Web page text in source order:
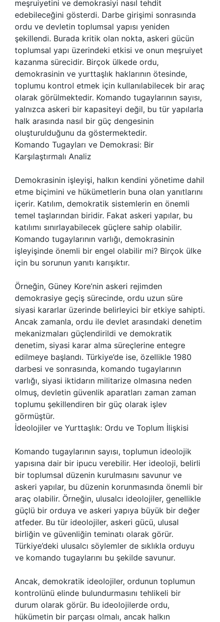
meşruiyetini ve demokrasiyi nasıl tehdit
edebileceğini gösterdi. Darbe girişimi sonrasında
ordu ve devletin toplumsal yapısı yeniden
şekillendi. Burada kritik olan nokta, askeri gücün
toplumsal yapı üzerindeki etkisi ve onun meşruiyet
kazanma sürecidir. Birçok ülkede ordu,
demokrasinin ve yurttaşlık haklarının ötesinde,
toplumu kontrol etmek için kullanılabilecek bir araç
olarak görülmektedir. Komando tugaylarının sayısı,
yalnızca askeri bir kapasiteyi değil, bu tür yapılarla
halk arasında nasıl bir güç dengesinin
oluşturulduğunu da göstermektedir.
Komando Tugayları ve Demokrasi: Bir
Karşılaştırmalı Analiz
Demokrasinin işleyişi, halkın kendini yönetime dahil
etme biçimini ve hükümetlerin buna olan yanıtlarını
içerir. Katılım, demokratik sistemlerin en önemli
temel taşlarından biridir. Fakat askeri yapılar, bu
katılımı sınırlayabilecek güçlere sahip olabilir.
Komando tugaylarının varlığı, demokrasinin
işleyişinde önemli bir engel olabilir mi? Birçok ülke
için bu sorunun yanıtı karışıktır.
Örneğin, Güney Kore’nin askeri rejimden
demokrasiye geçiş sürecinde, ordu uzun süre
siyasi kararlar üzerinde belirleyici bir etkiye sahipti.
Ancak zamanla, ordu ile devlet arasındaki denetim
mekanizmaları güçlendirildi ve demokratik
denetim, siyasi karar alma süreçlerine entegre
edilmeye başlandı. Türkiye’de ise, özellikle 1980
darbesi ve sonrasında, komando tugaylarının
varlığı, siyasi iktidarın militarize olmasına neden
olmuş, devletin güvenlik aparatları zaman zaman
toplumu şekillendiren bir güç olarak işlev
görmüştür.
İdeolojiler ve Yurttaşlık: Ordu ve Toplum İlişkisi
Komando tugaylarının sayısı, toplumun ideolojik
yapısına dair bir ipucu verebilir. Her ideoloji, belirli
bir toplumsal düzenin kurulmasını savunur ve
askeri yapılar, bu düzenin korunmasında önemli bir
araç olabilir. Örneğin, ulusalcı ideolojiler, genellikle
güçlü bir orduya ve askeri yapıya büyük bir değer
atfeder. Bu tür ideolojiler, askeri gücü, ulusal
birliğin ve güvenliğin teminatı olarak görür.
Türkiye’deki ulusalcı söylemler de sıklıkla orduyu
ve komando tugaylarını bu şekilde savunur.
Ancak, demokratik ideolojiler, ordunun toplumun
kontrolünü elinde bulundurmasını tehlikeli bir
durum olarak görür. Bu ideolojilerde ordu,
hükümetin bir parçası olmalı, ancak halkın